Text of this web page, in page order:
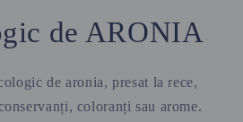
de ARONIA
de aronia, presat la rece,
coloranți sau arome.